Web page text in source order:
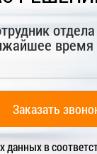
отдела
время
данных в